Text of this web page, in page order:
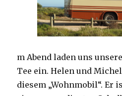
m Abend laden uns
Tee ein. Helen und
diesem „Wohnmobil“. Er